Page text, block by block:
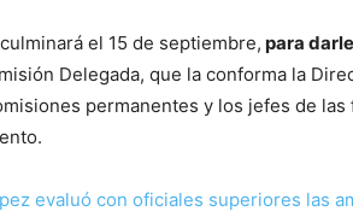
el 15 de septiembre, para
Delegada, que la conforma la
permanentes y los jefes de
evaluó con oficiales superiores las